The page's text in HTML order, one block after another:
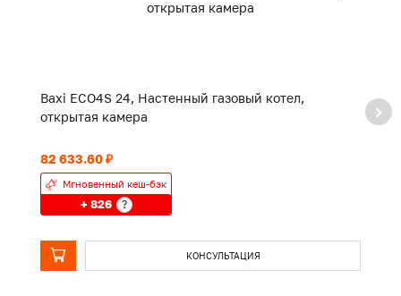
Baxi ECO4S 24, Настенный газовый котел,
открытая камера
82 633.60 ₽
Мгновенный кеш-бэк
+ 826 ?
КОНСУЛЬТАЦИЯ